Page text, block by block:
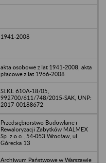
1941-2008
akta osobowe z lat 1941-2008, akta
płacowe z lat 1966-2008
SEKE 610A-18/05;
992700/611/748/2015-SAK, UNP:
2017-00188672
Przedsiębiorstwo Budowlane i
Rewaloryzacji Zabytków MALMEX
Sp. z o.o., 54-053 Wrocław, ul.
Górecka 13
Archiwum Państwowe w Warszawie